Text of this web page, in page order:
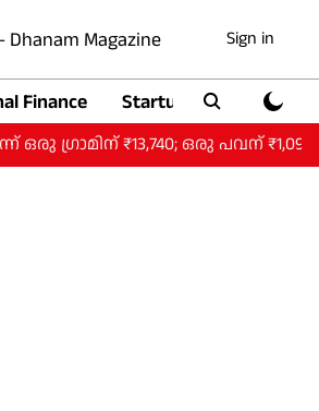
Dhanam Magazine Sign in
Finance Startup
₹13,740; ഒരു പവന് ₹1,09,920.